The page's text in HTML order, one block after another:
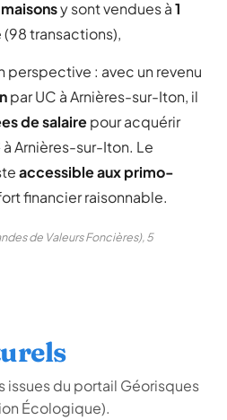
maisonsy sont vendues à1
transactions),
perspective : avec un revenu
par UC à Arnières-sur-Iton, il
de salairepour acquérir
Arnières-sur-Iton. Le
accessible aux primo-
financier raisonnable.
de Valeurs Foncières), 5
du portail Géorisques
Écologique).